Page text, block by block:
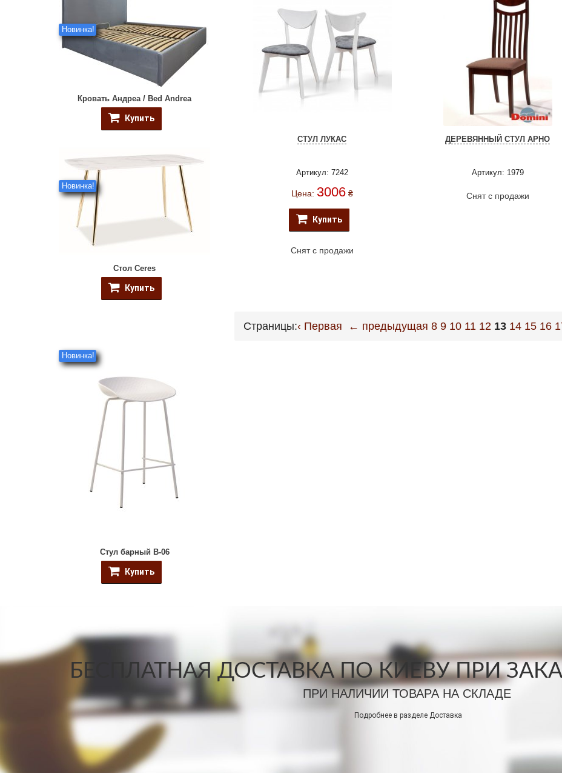
Новинка!
Кровать Андреа / Bed Andrea
Купить
Новинка!
Стол Ceres
Купить
Новинка!
Стул барный B-06
Купить
СТУЛ ЛУКАС
Артикул: 7242
Цена: 3006 ₴
Купить
Снят с продажи
ДЕРЕВЯННЫЙ СТУЛ АРНО
Артикул: 1979
Снят с продажи
Страницы:‹ Первая ← предыдущая 8 9 10 11 12 13 14 15 16
БЕСПЛАТНАЯ ДОСТАВКА ПО КИЕВУ ПРИ
ПРИ НАЛИЧИИ ТОВАРА НА СКЛАДЕ
Подробнее в разделе Доставка